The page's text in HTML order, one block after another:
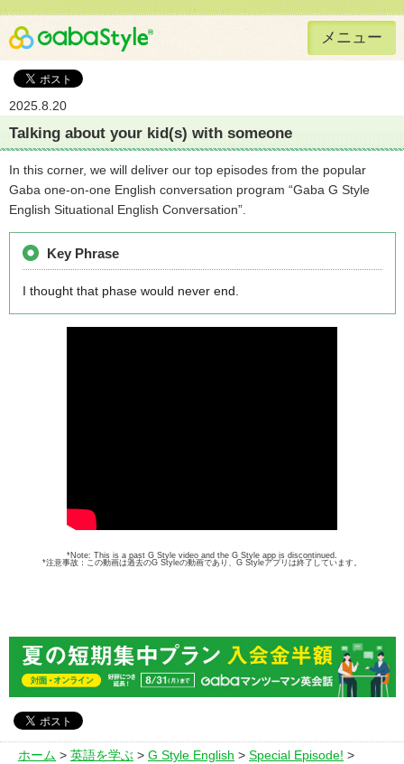
Gaba Style 無料で英語学習 メニュー
2025.8.20
Talking about your kid(s) with someone
In this corner, we will deliver our top episodes from the popular
Gaba one-on-one English conversation program “Gaba G Style
English Situational English Conversation”.
Key Phrase
I thought that phase would never end.
*Note: This is a past G Style video and the G Style app is discontinued.
*注意事故：この動画は過去のG Styleの動画であり、G Styleアプリは終了しています。
ホーム > 英語を学ぶ > G Style English > Special Episode! >